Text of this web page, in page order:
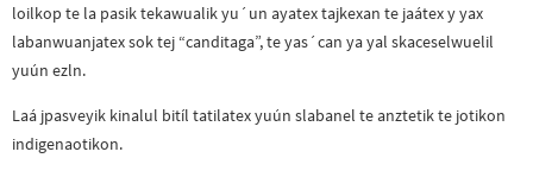
loilkop te la pasik tekawualik yu´un ayatex tajkexan te jaátex y yax
labanwuanjatex sok tej “canditaga”, te yas´can ya yal skaceselwuelil
yuún ezln.
Laá jpasveyik kinalul bitíl tatilatex yuún slabanel te anztetik te jotikon
indigenaotikon.